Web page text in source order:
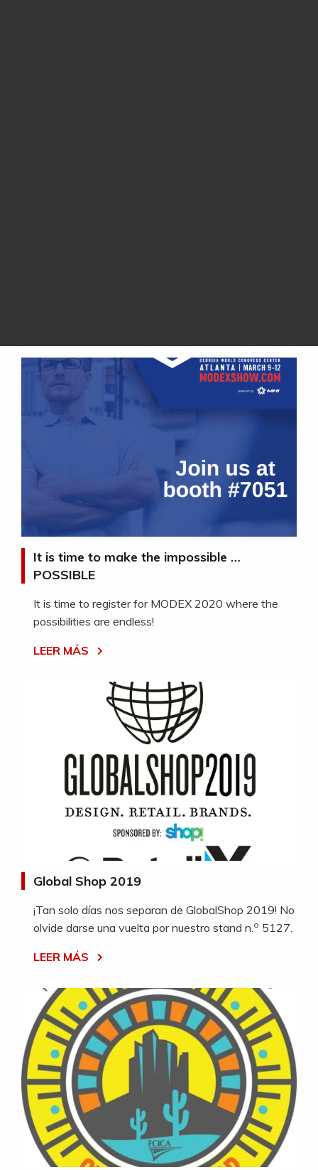
It is time to make the impossible …
POSSIBLE
It is time to register for MODEX 2020 where the
possibilities are endless!
LEER MÁS
Global Shop 2019
¡Tan solo días nos separan de GlobalShop 2019! No
olvide darse una vuelta por nuestro stand n.o 5127.
LEER MÁS